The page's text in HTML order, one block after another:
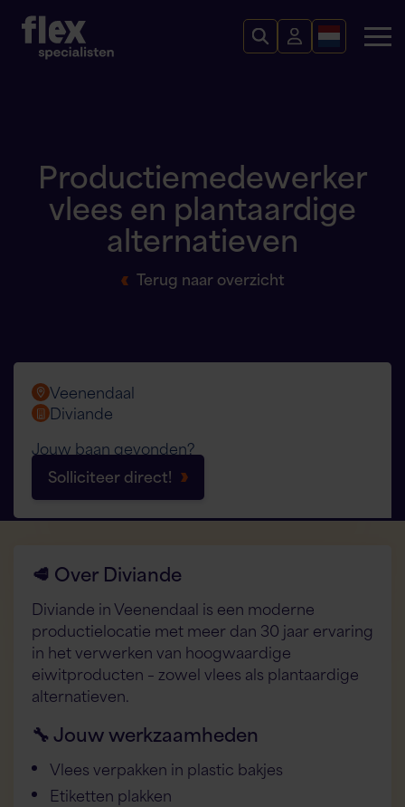
Productiemedewerker
vlees en plantaardige
alternatieven
Terug naar overzicht
Veenendaal
Diviande
Jouw baan gevonden?
Solliciteer direct!
🥩 Over Diviande
Diviande in Veenendaal is een moderne
productielocatie met meer dan 30 jaar ervaring
in het verwerken van hoogwaardige
eiwitproducten – zowel vlees als plantaardige
alternatieven.
🔧 Jouw werkzaamheden
Vlees verpakken in plastic bakjes
Etiketten plakken